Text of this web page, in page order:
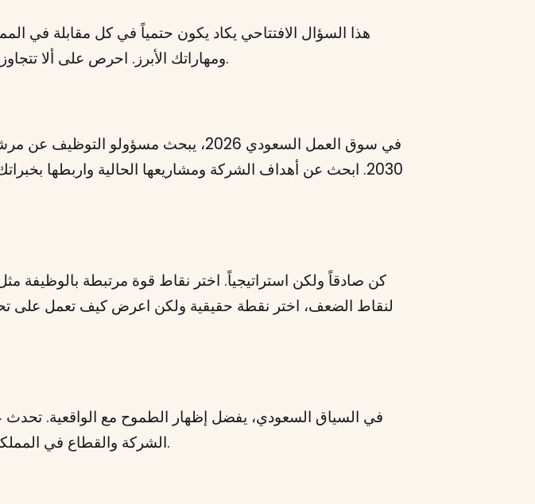
هذا السؤال الافتتاحي يكاد يكون حتمياً في كل مقابلة في
ومهاراتك الأبرز. احرص على ألا تتجاوز الإجابة دقيقتين مع ربط إنجازاتك بمتطلبات الوظيفة ومنصة جدارات.
في سوق العمل السعودي 2026، يبحث
2030. ابحث عن أهداف الشركة ومشاريعها الحالية واربطها
كن صادقاً ولكن استراتيجياً. اختر نقاط قوة مرتبطة بالوظيفة
لنقاط الضعف، اختر نقطة حقيقية ولكن اعرض كيف تعمل على
في السياق السعودي، يفضل إظهار الطموح مع الواقعية.
الشركة والقطاع في المملكة. تجنب الإجابات العامة مثل “أريد منصب المدير” بدون خطة واضحة.